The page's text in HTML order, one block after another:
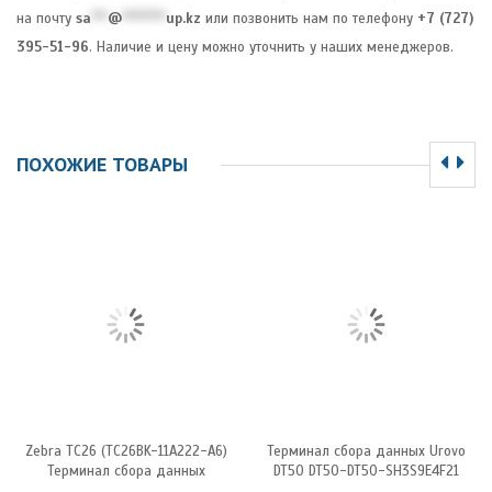
на почту sa @ ******** up.kz или позвонить нам по телефону +7 (727)
395-51-96. Наличие и цену можно уточнить у наших менеджеров.
ПОХОЖИЕ ТОВАРЫ
Zebra TC26 (TC26BK-11A222-A6)
Терминал сбора данных
Терминал сбора данных Urovo
DT50 DT50-DT50-SH3S9E4F21